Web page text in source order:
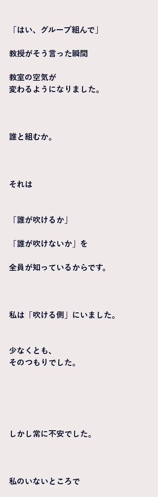
「はい、グループ組んで」
教授がそう言った瞬間
教室の空気が
変わるようになりました。
誰と組むか。
それは
「誰が吹けるか」
「誰が吹けないか」を
全員が知っているからです。
私は「吹ける側」にいました。
少なくとも、
そのつもりでした。
しかし常に不安でした。
私のいないところで